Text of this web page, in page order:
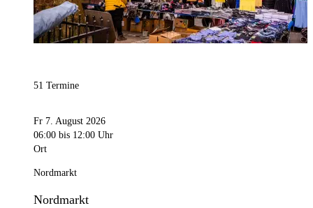
51 Termine
Fr 7. August 2026
06:00 bis 12:00 Uhr
Ort
Nordmarkt
Nordmarkt